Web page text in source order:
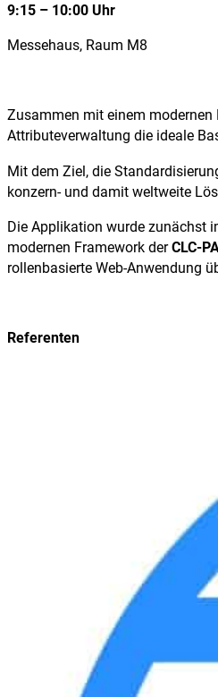
9:15 – 10:00 Uhr
Messehaus, Raum M8
Zusammen mit einem modernen
Attributeverwaltung die ideale
Mit dem Ziel, die
konzern- und damit weltweite
Die Applikation wurde zunächst
modernen Framework derCLC-
rollenbasierte Web-Anwendung
Referenten